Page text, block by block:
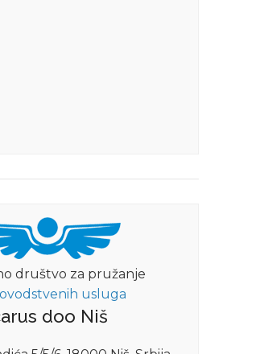
društvo za pružanje
usluga
doo Niš